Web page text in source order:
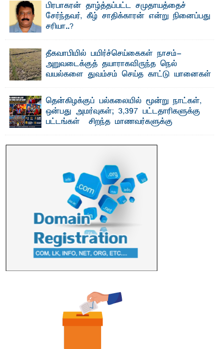
பாண்டிருப்பு ...பிரபாகரன் தாழ்த்தப்பட்ட சமுதாயத்தைச்
சேர்ந்தவர், கீழ் சாதிக்காரன் என்று நினைப்பது
சரியா..?
தீகவாபியில் பயிர்ச்செய்கைகள் நாசம்-
அறுவடைக்குத் தயாராகவிருந்த நெல்
வயல்களை துவம்சம் செய்த காட்டு யானைகள்
காணப்பட்ட பல ...தென்கிழக்குப் பல்கலையில் மூன்று நாட்கள்,
ஒன்பது அமர்வுகள்; 3,397 பட்டதாரிகளுக்கு
பட்டங்கள் – சிறந்த மாணவர்களுக்கு
தங்கப்பதக்கங்கள், நினைவுப் பதக்கங்கள்
மற்றும் சிறப்புப் பரிசுகள்